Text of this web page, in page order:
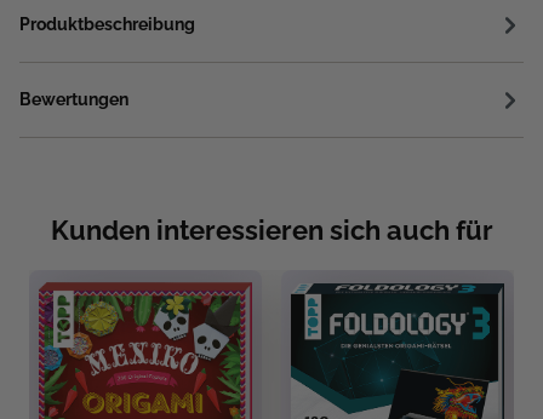
Produktbeschreibung
Bewertungen
Kunden interessieren sich auch für